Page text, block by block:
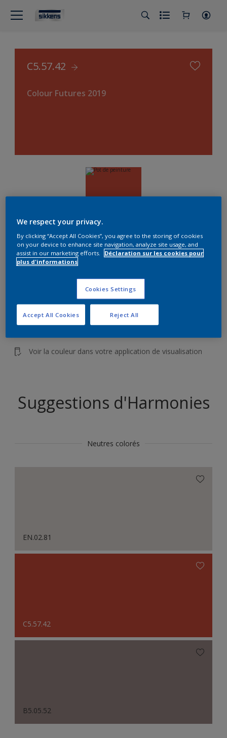
C5.57.42
Colour Futures 2019
Trouver des produits dans cette couleur
Visualisez cette couleur dans
Voir la couleur dans votre application de visualisation
Suggestions d'Harmonies
Neutres colorés
EN.02.81
C5.57.42
B5.05.52
We respect your privacy.
By clicking “Accept All Cookies”, you agree to the storing of cookies
on your device to enhance site navigation, analyze site usage, and
assist in our marketing efforts.
Déclaration sur les cookies pour
plus d'informations
Cookies Settings
Reject All
Accept All Cookies